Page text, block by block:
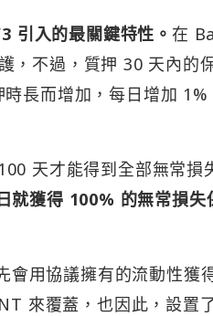
引入的最關鍵特性。 在
，不過，質押 30 天內的
長而增加，每日增加
天才能得到全部無常損
獲得 100% 的無常損失
用協議擁有的流動性獲
來覆蓋，也因此，設置